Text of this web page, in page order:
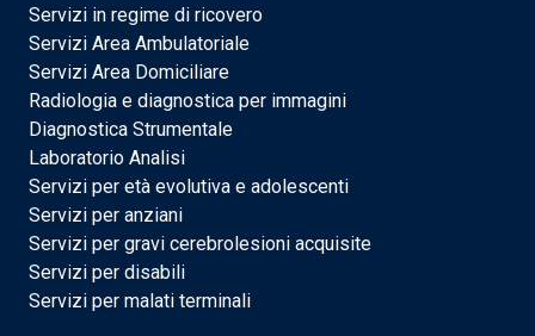
Servizi in regime di ricovero
Servizi Area Ambulatoriale
Servizi Area Domiciliare
Radiologia e diagnostica per immagini
Diagnostica Strumentale
Laboratorio Analisi
Servizi per età evolutiva e adolescenti
Servizi per anziani
Servizi per gravi cerebrolesioni acquisite
Servizi per disabili
Servizi per malati terminali